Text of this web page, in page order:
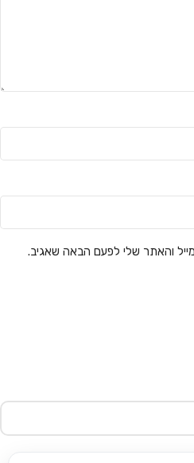
והאתר שלי לפעם הבאה שאגיב.